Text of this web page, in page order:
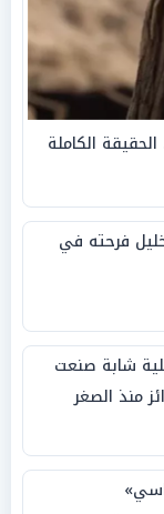
الكاملة
فرحته في
شابة صنعت
منذ الصغر